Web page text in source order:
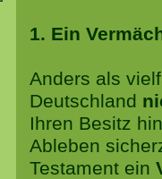
1. Ein
Anders als
Deutschland
Ihren Besitz
Ableben
Testament ein